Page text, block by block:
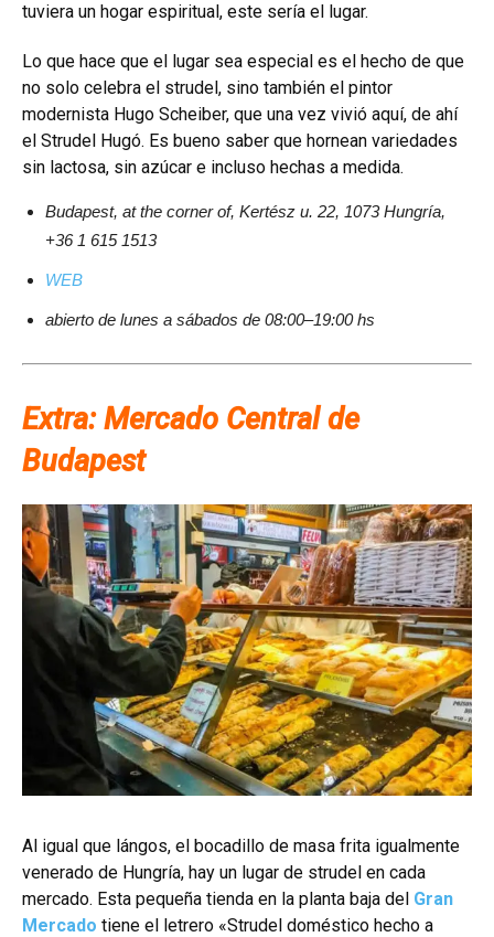
tuviera un hogar espiritual, este sería el lugar.
Lo que hace que el lugar sea especial es el hecho de que
no solo celebra el strudel, sino también el pintor
modernista Hugo Scheiber, que una vez vivió aquí, de ahí
el Strudel Hugó. Es bueno saber que hornean variedades
sin lactosa, sin azúcar e incluso hechas a medida.
Budapest, at the corner of, Kertész u. 22, 1073 Hungría,
+36 1 615 1513
WEB
abierto de lunes a sábados de 08:00–19:00 hs
Extra: Mercado Central de
Budapest
Al igual que lángos, el bocadillo de masa frita igualmente
venerado de Hungría, hay un lugar de strudel en cada
mercado. Esta pequeña tienda en la planta baja del Gran
Mercado tiene el letrero «Strudel doméstico hecho a